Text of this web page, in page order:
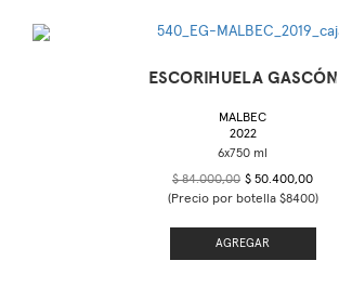
ESCORIHUELA GASCÓN
MALBEC
2022
$ 84.000,00 $ 50.400,00
(Precio por botella $8400)
AGREGAR